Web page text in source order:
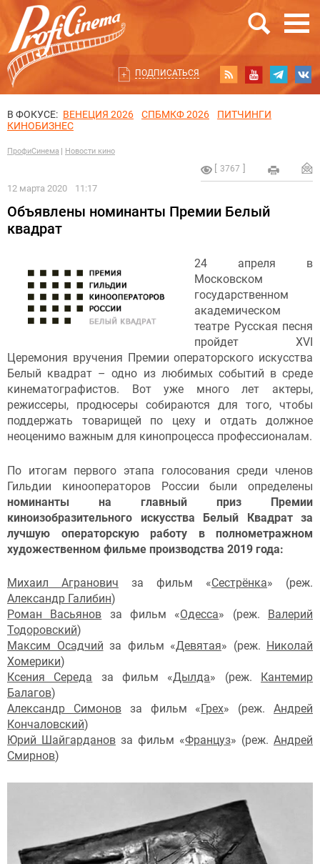
ПОДПИСАТЬСЯ
В ФОКУСЕ: ВЕНЕЦИЯ 2026 СПБМКФ 2026
ПИТЧИНГИ
КИНОБИЗНЕС
ПрофиСинема Новости кино
3767
12 марта 2020 11:17
Объявлены номинанты Премии Белый
квадрат
24 апреля в
Московском
государственном
академическом
театре Русская песня
пройдет XVI
Церемония вручения Премии операторского искусства
Белый квадрат – одно из любимых событий в среде
кинематографистов. Вот уже много лет актеры,
режиссеры, продюсеры собираются для того, чтобы
поддержать товарищей по цеху и отдать должное
неоценимо важным для кинопроцесса профессионалам.
По итогам первого этапа голосования среди членов
Гильдии кинооператоров России были определены
номинанты на главный приз Премии
киноизобразительного искусства Белый Квадрат за
лучшую операторскую работу в полнометражном
художественном фильме производства 2019 года:
Михаил Агранович за фильм «Сестрёнка» (реж.
Александр Галибин)
Роман Васьянов за фильм «Одесса» (реж.
Валерий
Тодоровский)
Максим Осадчий за фильм «Девятая» (реж. Николай
Хомерики)
Ксения Середа за фильм «Дылда» (реж.
Кантемир
Балагов)
Александр Симоновза фильм « Грех» (реж.Андрей
Кончаловский)
Юрий Шайгарданов за фильм «Француз» (реж. Андрей
Смирнов)